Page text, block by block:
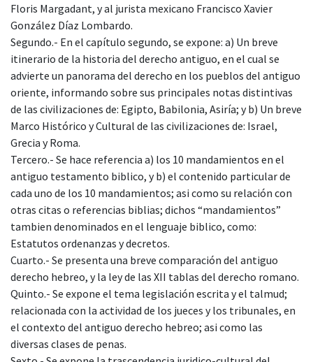
Floris Margadant, y al jurista mexicano Francisco Xavier
González Díaz Lombardo.
Segundo.- En el capítulo segundo, se expone: a) Un breve
itinerario de la historia del derecho antiguo, en el cual se
advierte un panorama del derecho en los pueblos del antiguo
oriente, informando sobre sus principales notas distintivas
de las civilizaciones de: Egipto, Babilonia, Asiría; y b) Un breve
Marco Histórico y Cultural de las civilizaciones de: Israel,
Grecia y Roma.
Tercero.- Se hace referencia a) los 10 mandamientos en el
antiguo testamento biblico, y b) el contenido particular de
cada uno de los 10 mandamientos; asi como su relación con
otras citas o referencias biblias; dichos “mandamientos”
tambien denominados en el lenguaje biblico, como:
Estatutos ordenanzas y decretos.
Cuarto.- Se presenta una breve comparación del antiguo
derecho hebreo, y la ley de las XII tablas del derecho romano.
Quinto.- Se expone el tema legislación escrita y el talmud;
relacionada con la actividad de los jueces y los tribunales, en
el contexto del antiguo derecho hebreo; asi como las
diversas clases de penas.